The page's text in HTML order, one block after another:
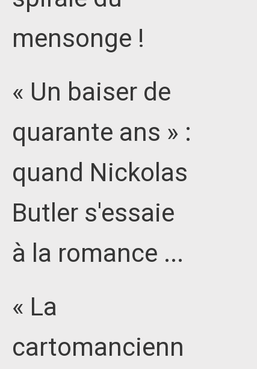
mensonge !
« Un baiser de
quarante ans » :
quand Nickolas
Butler s'essaie
à la romance ...
« La
cartomancienn